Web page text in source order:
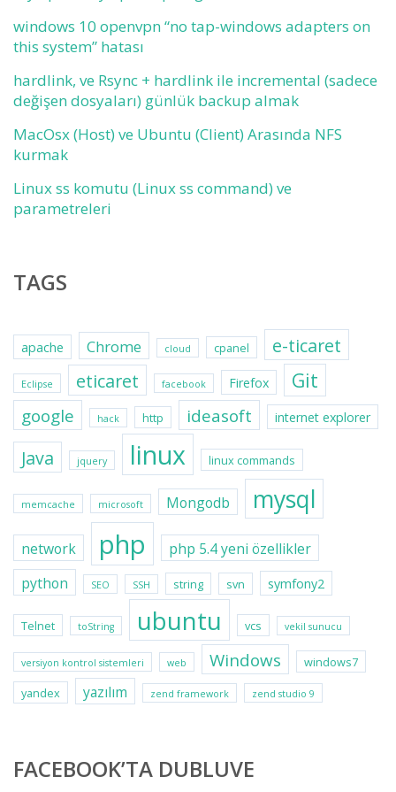
windows 10 openvpn “no tap-windows adapters on
this system” hatası
hardlink, ve Rsync + hardlink ile incremental (sadece
değişen dosyaları) günlük backup almak
MacOsx (Host) ve Ubuntu (Client) Arasında NFS
kurmak
Linux ss komutu (Linux ss command) ve
parametreleri
TAGS
apache Chrome cloud cpanel e-ticaret
Eclipse eticaret facebook Firefox Git
google hack http ideasoft internet explorer
Java jquery linux linux commands
memcache microsoft Mongodb mysql
network php
php 5.4 yeni özellikler
python
SEO SSH string svn symfony2
Telnet toString ubuntu vcs vekil sunucu
versiyon kontrol sistemleri web Windows
windows7
yandex
yazılım zend framework zend studio 9
FACEBOOK’TA DUBLUVE